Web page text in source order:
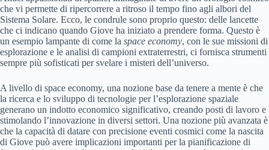
che vi permette di ripercorrere a ritroso il tempo fino agli albori del
Sistema Solare. Ecco, le condrule sono proprio questo: delle lancette
che ci indicano quando Giove ha iniziato a prendere forma. Questo è
un esempio lampante di come la space economy, con le sue missioni di
esplorazione e le analisi di campioni extraterrestri, ci fornisca strumenti
sempre più sofisticati per svelare i misteri dell’universo.
A livello di space economy, una nozione base da tenere a mente è che
la ricerca e lo sviluppo di tecnologie per l’esplorazione spaziale
generano un indotto economico significativo, creando posti di lavoro e
stimolando l’innovazione in diversi settori. Una nozione più avanzata è
che la capacità di datare con precisione eventi cosmici come la nascita
di Giove può avere implicazioni importanti per la pianificazione di